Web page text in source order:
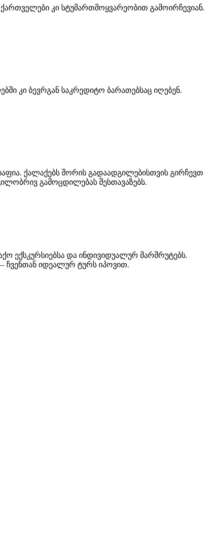
კი სტუმართმოყვარეობით გამოირჩევიან.
კი ბევრგან საკრედიტო ბარათებსაც იღებენ.
ქალაქებს შორის გადაადგილებისთვის გირჩევთ
გამოცდილებას შესთავაზებს.
ექსკურსიებსა და ინდივიდუალურ მარშრუტებს.
ჩვენთან იდეალურ ტურს იპოვით.